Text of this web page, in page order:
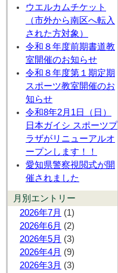
ウエルカムチケット
（市外から南区へ転入
された方対象）
令和８年度前期書道教
室開催のお知らせ
令和８年度第１期定期
スポーツ教室開催のお
知らせ
令和8年2月1日（日）
日本ガイシ スポーツプ
ラザがリニューアルオ
ープンします！！
愛知県警察視閲式が開
催されました
月別エントリー
2026年7月 (1)
2026年6月 (2)
2026年5月 (3)
2026年4月 (9)
2026年3月 (3)